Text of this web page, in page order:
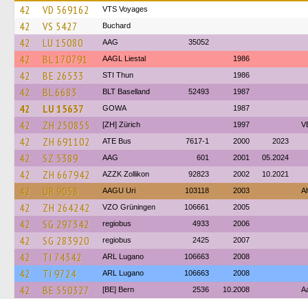
42 VD 569162 VTS Voyages
42 VS 5427 Buchard
42 LU 15080 AAG 35052
42 BL 170791 AAGL Liestal 1986
42 BE 26533 STI Thun 1986
42 BL 6683 BLT Baselland 52493 1987
42 LU 15637 GOWA 1987
42 ZH 250855 [ZH] Zürich 1997
42 ZH 691102 ATE Bus 7617-1 2000 2023
42 SZ 5389 AAG 601 2001 05.2024
42 ZH 667942 AZZK Zollikon 92823 2002 10.2021
42 UR 9058 AAGU Uri 103118 2003
42 ZH 264242 VZO Grüningen 106661 2005
42 SG 297342 regiobus 4933 2006
42 SG 283920 regiobus 2425 2007
42 TI 74342 ARL Lugano 106663 2008
42 TI 9724 ARL Lugano 106663 2008
42 BE 550327 [BE] Bern 2536 10.2008